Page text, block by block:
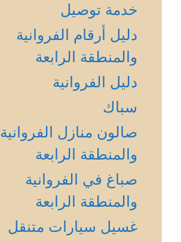
خدمة توصيل
دليل أرقام الفروانية
والمنطقة الرابعة
دليل الفروانية
سباك
صالون منازل الفروانية
والمنطقة الرابعة
صباغ في الفروانية
والمنطقة الرابعة
غسيل سيارات متنقل